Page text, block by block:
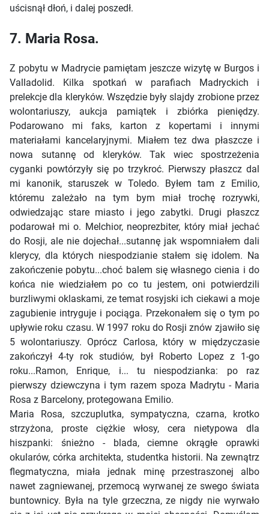
uścisnął dłoń, i dalej poszedł.
7. Maria Rosa.
Z pobytu w Madrycie pamiętam jeszcze wizytę w Burgos i
Valladolid. Kilka spotkań w parafiach Madryckich i
prelekcje dla kleryków. Wszędzie były slajdy zrobione przez
wolontariuszy, aukcja pamiątek i zbiórka pieniędzy.
Podarowano mi faks, karton z kopertami i innymi
materiałami kancelaryjnymi. Miałem tez dwa płaszcze i
nowa sutannę od kleryków. Tak wiec spostrzeżenia
cyganki powtórzyły się po trzykroć. Pierwszy płaszcz dal
mi kanonik, staruszek w Toledo. Byłem tam z Emilio,
któremu zależało na tym bym miał trochę rozrywki,
odwiedzając stare miasto i jego zabytki. Drugi płaszcz
podarował mi o. Melchior, neoprezbiter, który miał jechać
do Rosji, ale nie dojechał...sutannę jak wspomniałem dali
klerycy, dla których niespodzianie stałem się idolem. Na
zakończenie pobytu...choć balem się własnego cienia i do
końca nie wiedziałem po co tu jestem, oni potwierdzili
burzliwymi oklaskami, ze temat rosyjski ich ciekawi a moje
zagubienie intryguje i pociąga. Przekonałem się o tym po
upływie roku czasu. W 1997 roku do Rosji znów zjawiło się
5 wolontariuszy. Oprócz Carlosa, który w międzyczasie
zakończył 4-ty rok studiów, był Roberto Lopez z 1-go
roku...Ramon, Enrique, i... tu niespodzianka: po raz
pierwszy dziewczyna i tym razem spoza Madrytu - Maria
Rosa z Barcelony, protegowana Emilio.
Maria Rosa, szczuplutka, sympatyczna, czarna, krotko
strzyżona, proste ciężkie włosy, cera nietypowa dla
hiszpanki: śnieżno - blada, ciemne okrągłe oprawki
okularów, córka architekta, studentka historii. Na zewnątrz
flegmatyczna, miała jednak minę przestraszonej albo
nawet zagniewanej, przemocą wyrwanej ze swego świata
buntownicy. Była na tyle grzeczna, ze nigdy nie wyrwało